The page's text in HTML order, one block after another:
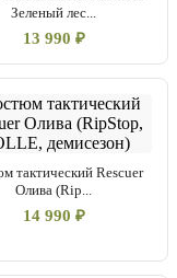
Зеленый лес...
13 990 ₽
тактический Rescuer
Олива (Rip...
14 990 ₽